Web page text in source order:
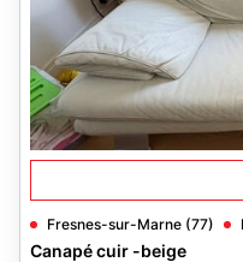
Fresnes-sur-Marne (77)
Canapé cuir -beige